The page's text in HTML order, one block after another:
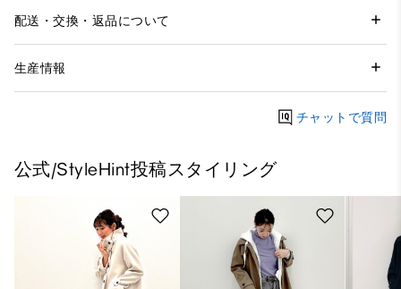
配送・交換・返品について
生産情報
チャットで質問
公式/StyleHint投稿スタイリング